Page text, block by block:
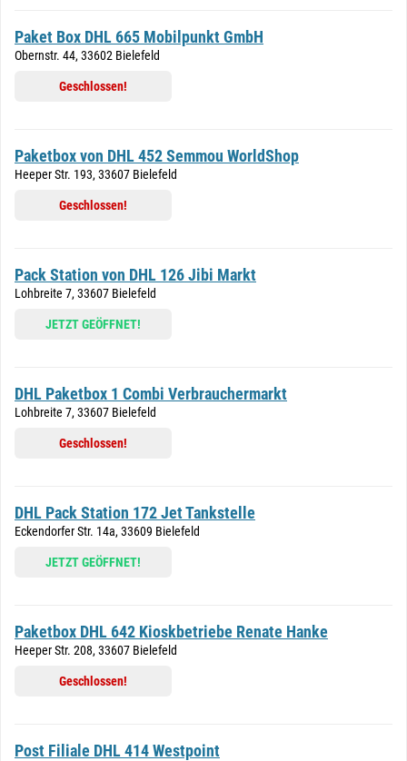
Paket Box DHL 665 Mobilpunkt GmbH
Obernstr. 44, 33602 Bielefeld
Geschlossen!
Paketbox von DHL 452 Semmou WorldShop
Heeper Str. 193, 33607 Bielefeld
Geschlossen!
Pack Station von DHL 126 Jibi Markt
Lohbreite 7, 33607 Bielefeld
JETZT GEÖFFNET!
DHL Paketbox 1 Combi Verbrauchermarkt
Lohbreite 7, 33607 Bielefeld
Geschlossen!
DHL Pack Station 172 Jet Tankstelle
Eckendorfer Str. 14a, 33609 Bielefeld
JETZT GEÖFFNET!
Paketbox DHL 642 Kioskbetriebe Renate Hanke
Heeper Str. 208, 33607 Bielefeld
Geschlossen!
Post Filiale DHL 414 Westpoint